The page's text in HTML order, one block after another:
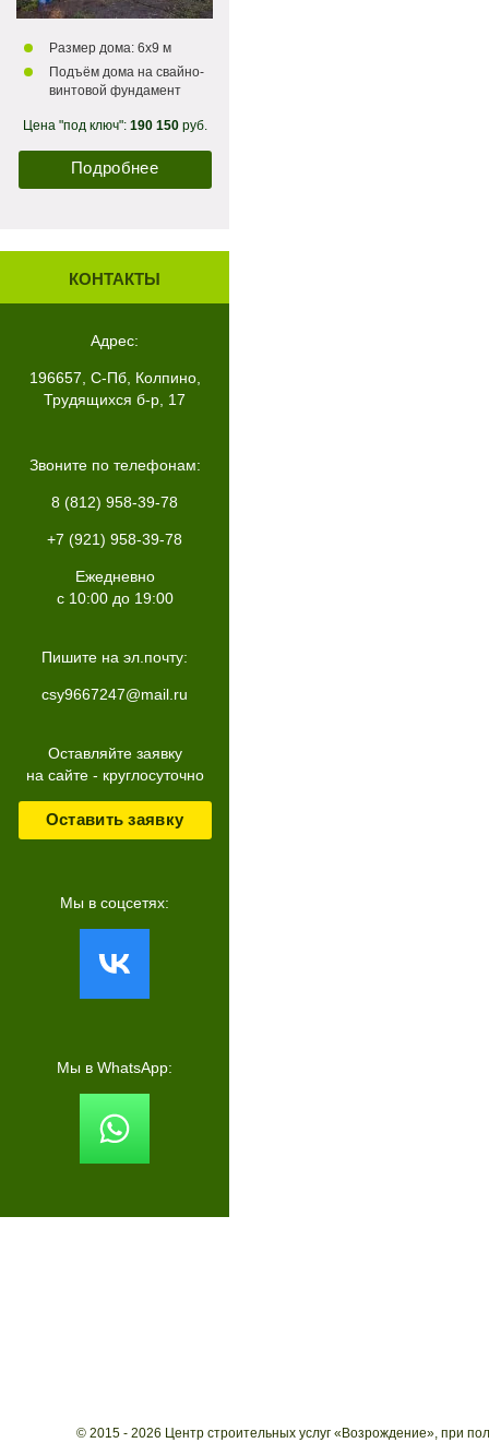
Размер дома: 6х9 м
Подъём дома на свайно-
винтовой фундамент
Цена "под ключ": 190 150руб.
Подробнее
КОНТАКТЫ
Адрес:
196657, С-Пб, Колпино,
Трудящихся б-р, 17
Звоните по телефонам:
8 (812) 958-39-78
+7 (921) 958-39-78
Ежедневно
с 10:00 до 19:00
Пишите на эл.почту:
csy9667247@mail.ru
Оставляйте заявку
на сайте - круглосуточно
Оставить заявку
Мы в соцсетях:
Мы в WhatsApp:
© 2015 - 2026 Центр строительных услуг «Возрождение», при